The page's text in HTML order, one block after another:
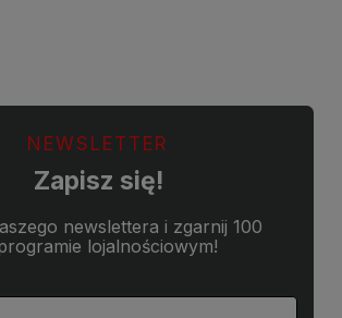
NEWSLETTER
Zapisz się!
newslettera i zgarnij 100
lojalnościowym!